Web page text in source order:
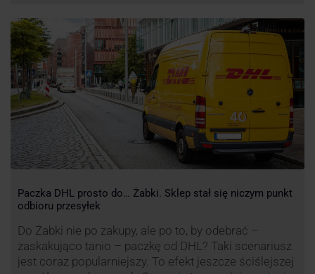
Paczka DHL prosto do… Żabki. Sklep stał się niczym punkt
odbioru przesyłek
Do Żabki nie po zakupy, ale po to, by odebrać –
zaskakująco tanio – paczkę od DHL? Taki scenariusz
jest coraz popularniejszy. To efekt jeszcze ściślejszej